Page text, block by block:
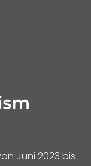
Juni 2023 bis